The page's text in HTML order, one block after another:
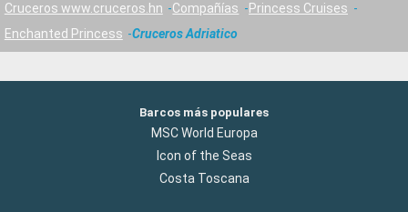
Cruceros www.cruceros.hn Compañías
Princess Cruises
Enchanted Princess
Cruceros Adriatico
Barcos más populares
MSC World Europa
Icon of the Seas
Costa Toscana